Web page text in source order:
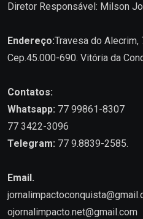
Diretor Responsável: Milson
Endereço:Travesa do Alecrim,
Cep.45.000-690. Vitória da
Contatos:
Whatsapp: 77 99861-8307
77 3422-3096
Telegram: 77 9.8839-2585.
Email.
ojornalimpacto.net@gmail.com